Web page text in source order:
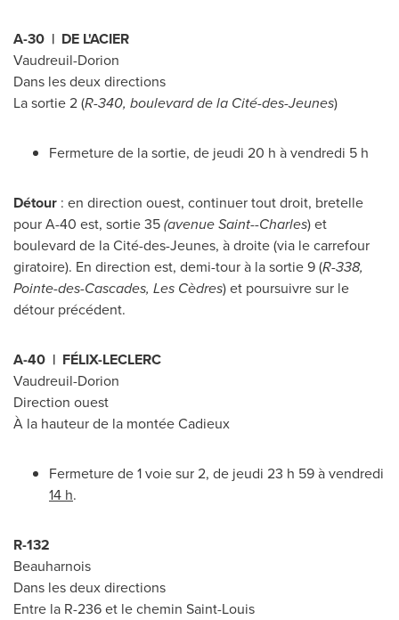
A-30 | DE L'ACIER
Vaudreuil-Dorion
Dans les deux directions
La sortie 2 (R-340, boulevard de la Cité-des-Jeunes)
Fermeture de la sortie, de jeudi 20 h à vendredi 5 h
Détour : en direction ouest, continuer tout droit, bretelle
pour A-40 est, sortie 35(avenueSaint--Charles) et
boulevard de la Cité-des-Jeunes, à droite (via le carrefour
giratoire). En direction est, demi-tour à la sortie 9 (R-338,
Pointe-des-Cascades, Les Cèdres) et poursuivre sur le
détour précédent.
A-40 | FÉLIX-LECLERC
Vaudreuil-Dorion
Direction ouest
À la hauteur de la montée Cadieux
Fermeture de 1 voie sur 2, de jeudi 23 h 59 à vendredi
14 h.
R-132
Beauharnois
Dans les deux directions
Entre la R-236 et le chemin Saint-Louis